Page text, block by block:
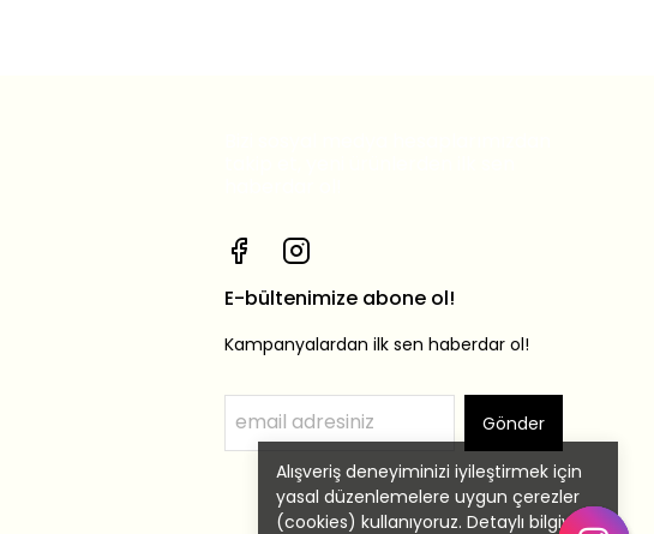
Alışveriş deneyiminizi iyileştirmek için
yasal düzenlemelere uygun çerezler
(cookies) kullanıyoruz. Detaylı bilgiye
E-bültenimize abone ol!
Kampanyalardan ilk sen haberdar ol!
Gönder